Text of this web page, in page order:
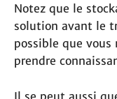
Notez que le
solution avant le
possible que vous
prendre
Il se peut aussi